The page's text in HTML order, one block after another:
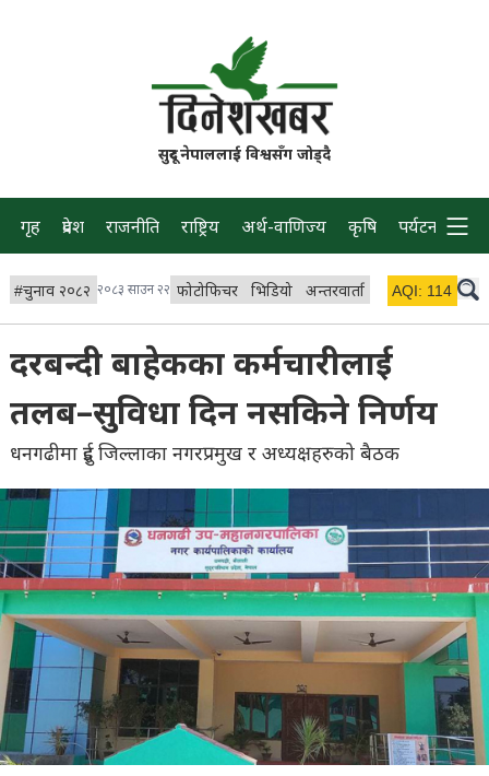
सुदूर नेपाललाई विश्वसँग जोड्दै
गृह प्रदेश राजनीति राष्ट्रिय अर्थ-वाणिज्य कृषि पर्यटन प्रवास
#चुनाव २०८२ २०८३ साउन २२ फोटोफिचर भिडियो अन्तरवार्ता विचार/ब्लग
AQI: 114
दरबन्दी बाहेकका कर्मचारीलाई
तलब–सुविधा दिन नसकिने निर्णय
धनगढीमा दुई जिल्लाका नगरप्रमुख र अध्यक्षहरुको बैठक